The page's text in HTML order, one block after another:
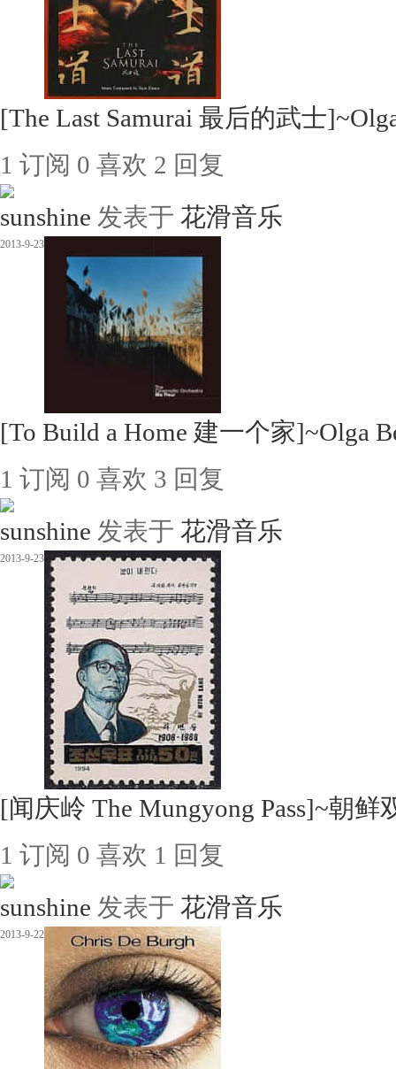
[The Last Samurai 最后的武士
1 订阅 0 喜欢 2 回复
sunshine 发表于 花滑音乐
2013-9-23
[To Build a Home 建一个家]~Olga
1 订阅 0 喜欢 3 回复
sunshine 发表于 花滑音乐
2013-9-23
[闻庆岭 The Mungyong Pass]~朝
1 订阅 0 喜欢 1 回复
sunshine 发表于 花滑音乐
2013-9-22